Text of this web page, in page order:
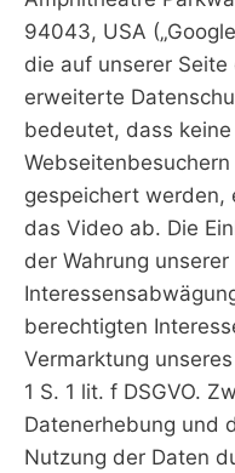
94043, USA
die auf unserer
erweiterte
bedeutet, dass
gespeichert werden,
das Video ab. Die
der Wahrung
berechtigten
Vermarktung
1 S. 1 lit. f DSGVO.
Datenerhebung und
Nutzung der Daten